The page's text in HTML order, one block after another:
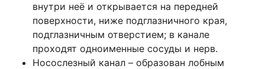
внутри неё и открывается на передней
поверхности, ниже подглазничного края,
подглазничным отверстием; в канале
проходят одноименные сосуды и нерв.
Носослезный канал – образован лобным